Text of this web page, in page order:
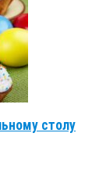
столу